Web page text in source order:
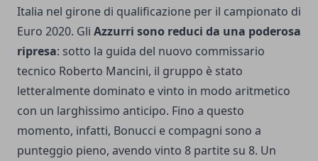
Italia nel girone di qualificazione per il campionato di
Euro 2020. Gli Azzurri sono reduci da una poderosa
ripresa: sotto la guida del nuovo commissario
tecnico Roberto Mancini, il gruppo è stato
letteralmente dominato e vinto in modo aritmetico
con un larghissimo anticipo. Fino a questo
momento, infatti, Bonucci e compagni sono a
punteggio pieno, avendo vinto 8 partite su 8. Un